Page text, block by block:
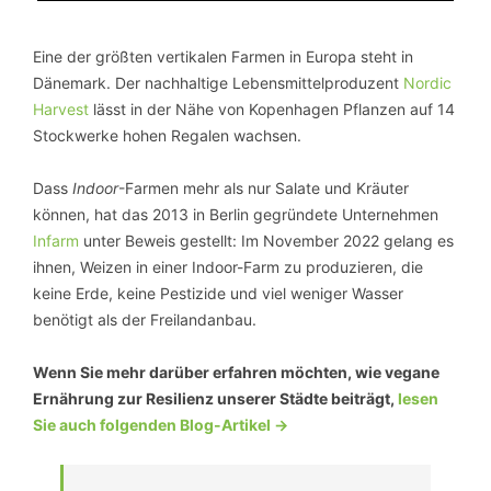
Eine der größten vertikalen Farmen in Europa steht in
Dänemark. Der nachhaltige Lebensmittelproduzent Nordic
Harvest lässt in der Nähe von Kopenhagen Pflanzen auf 14
Stockwerke hohen Regalen wachsen.
Dass Indoor-Farmen mehr als nur Salate und Kräuter
können, hat das 2013 in Berlin gegründete Unternehmen
Infarm unter Beweis gestellt: Im November 2022 gelang es
ihnen, Weizen in einer Indoor-Farm zu produzieren, die
keine Erde, keine Pestizide und viel weniger Wasser
benötigt als der Freilandanbau.
Wenn Sie mehr darüber erfahren möchten, wie vegane
Ernährung zur Resilienz unserer Städte beiträgt, lesen
Sie auch folgenden Blog-Artikel ->